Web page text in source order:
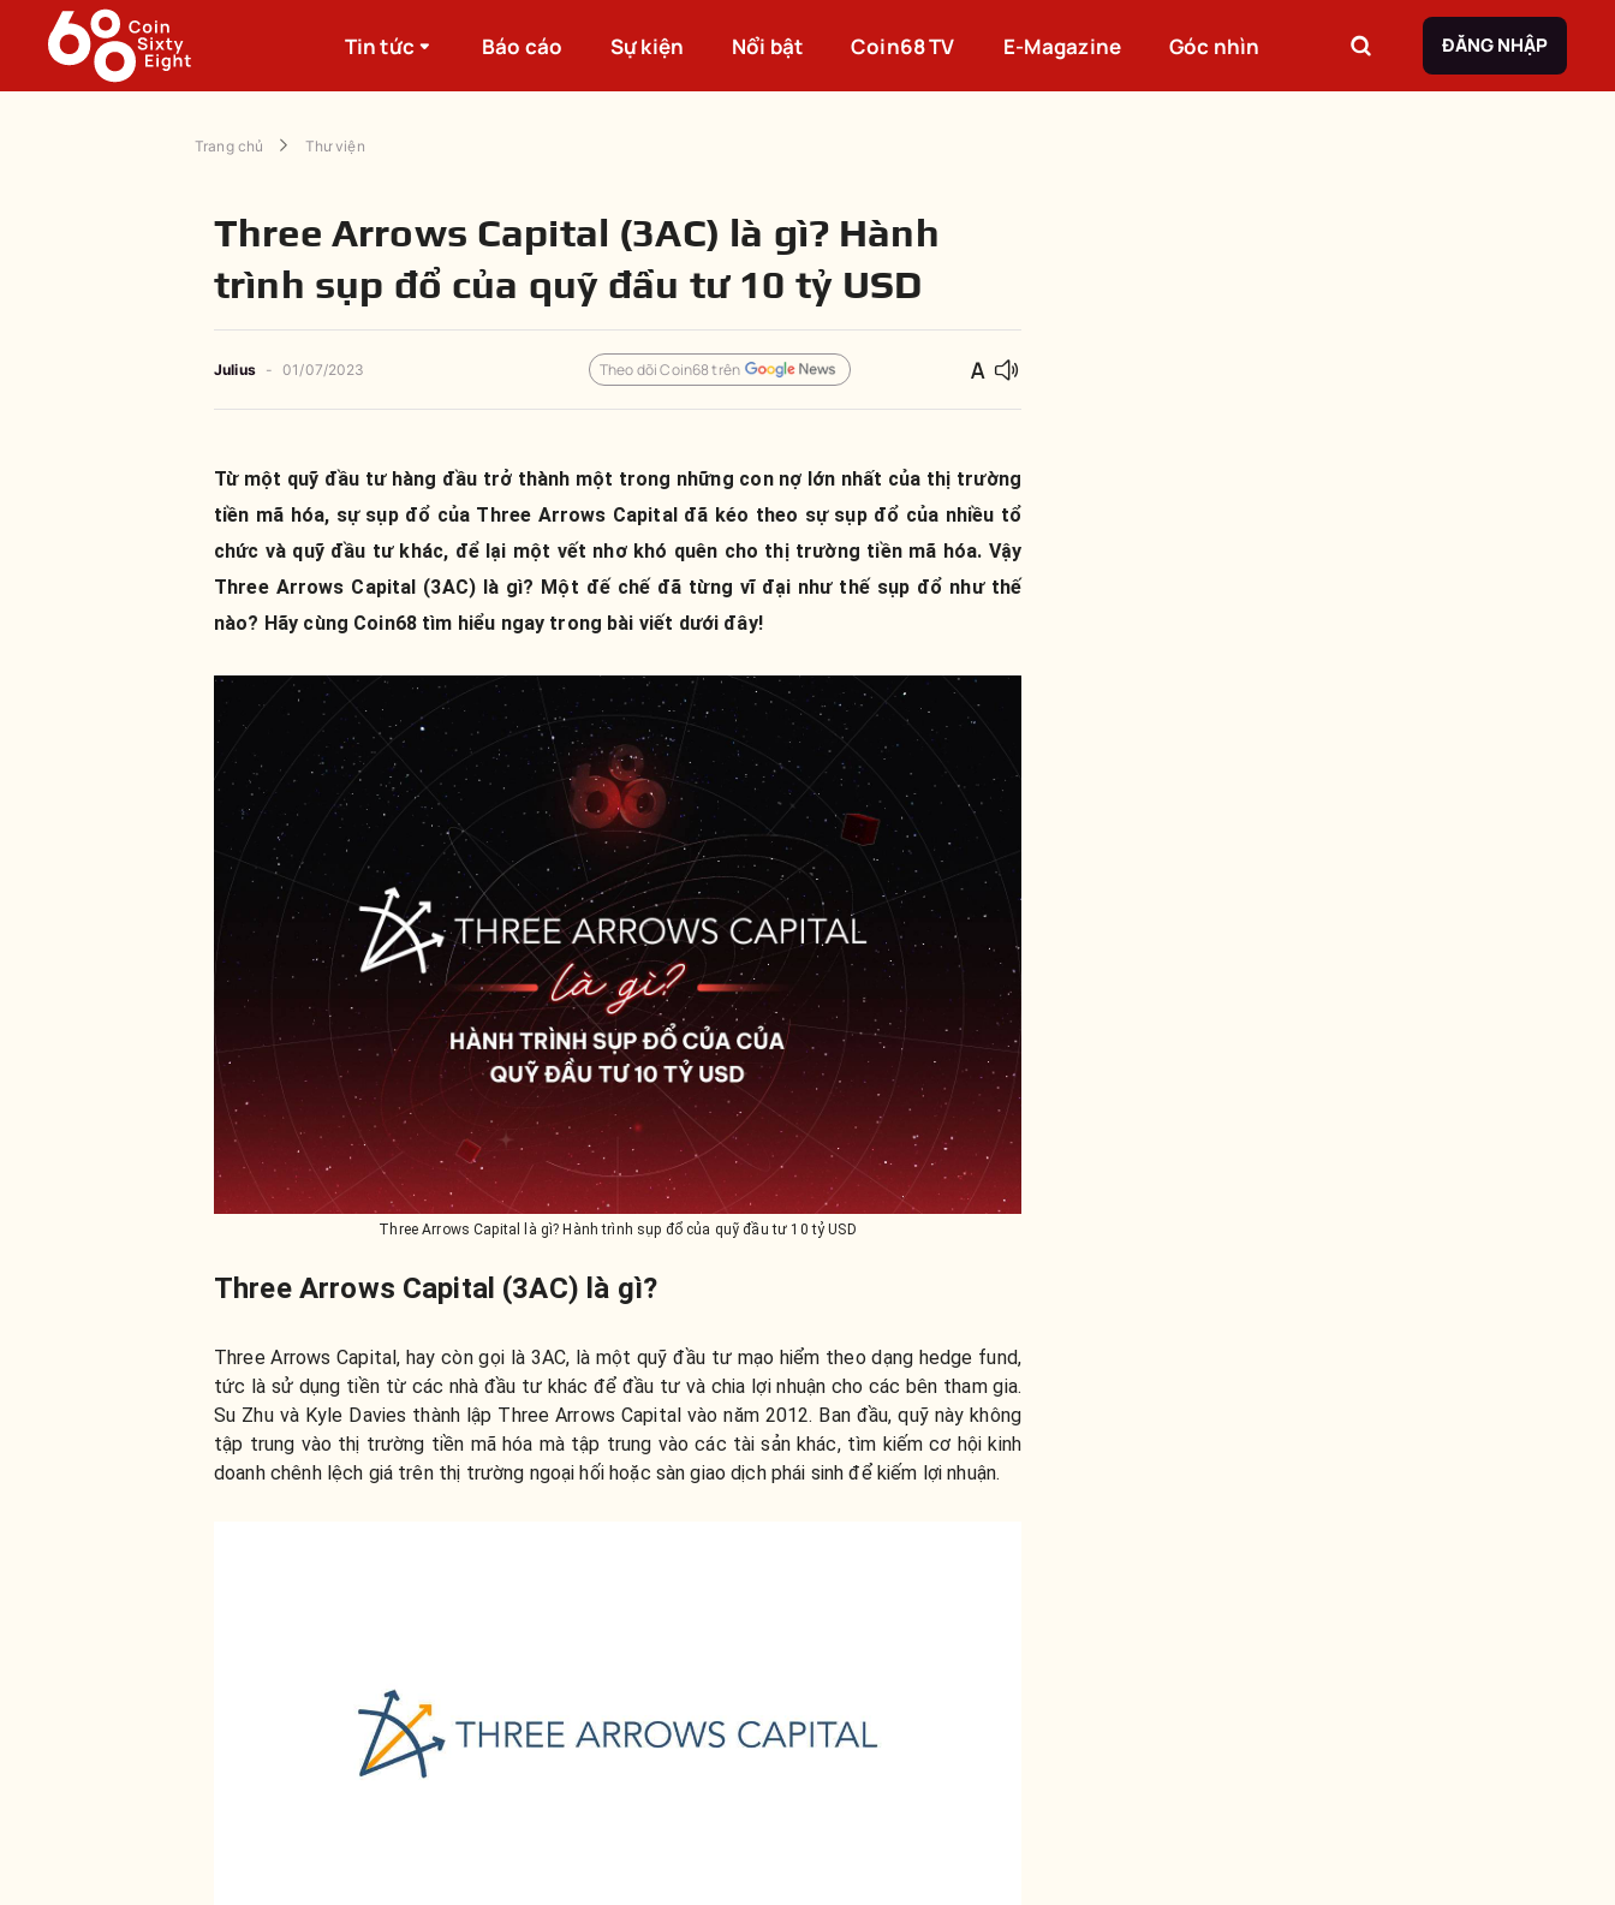
Tin tức Báo cáo Sự kiện Nổi bật Coin68 TV E-Magazine Góc nhìn ĐĂNG NHẬP
Trang chủ Thư viện
Three Arrows Capital (3AC) là gì? Hành
trình sụp đổ của quỹ đầu tư 10 tỷ USD
Julius - 01/07/2023 Theo dõi Coin68 trên
Từ một quỹ đầu tư hàng đầu trở thành một trong những con nợ lớn nhất của thị trường
tiền mã hóa, sự sụp đổ của Three Arrows Capital đã kéo theo sự sụp đổ của nhiều tổ
chức và quỹ đầu tư khác, để lại một vết nhơ khó quên cho thị trường tiền mã hóa. Vậy
Three Arrows Capital (3AC) là gì? Một đế chế đã từng vĩ đại như thế sụp đổ như thế
nào? Hãy cùng Coin68 tìm hiểu ngay trong bài viết dưới đây!
Three Arrows Capital là gì? Hành trình sụp đổ của quỹ đầu tư 10 tỷ USD
Three Arrows Capital (3AC) là gì?
Three Arrows Capital, hay còn gọi là 3AC, là một quỹ đầu tư mạo hiểm theo dạng hedge fund,
tức là sử dụng tiền từ các nhà đầu tư khác để đầu tư và chia lợi nhuận cho các bên tham gia.
Su Zhu và Kyle Davies thành lập Three Arrows Capital vào năm 2012. Ban đầu, quỹ này không
tập trung vào thị trường tiền mã hóa mà tập trung vào các tài sản khác, tìm kiếm cơ hội kinh
doanh chênh lệch giá trên thị trường ngoại hối hoặc sàn giao dịch phái sinh để kiếm lợi nhuận.